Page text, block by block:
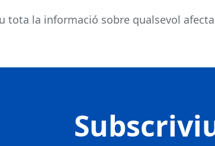
tota la informació sobre qualsevol